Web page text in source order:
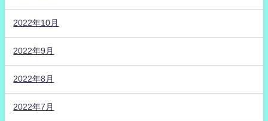
2022年10月
2022年9月
2022年8月
2022年7月